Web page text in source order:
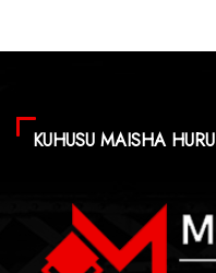
KUHUSU MAISHA HURU